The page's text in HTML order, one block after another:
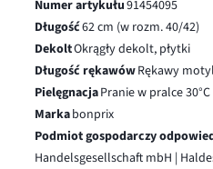
Numer artykułu91454095
Długość62 cm (w rozm. 40/42)
DekoltOkrągły dekolt, płytki
Długość rękawówRękawy
PielęgnacjaPranie w pralce 30°C
Markabonprix
Podmiot gospodarczy
Handelsgesellschaft mbH |